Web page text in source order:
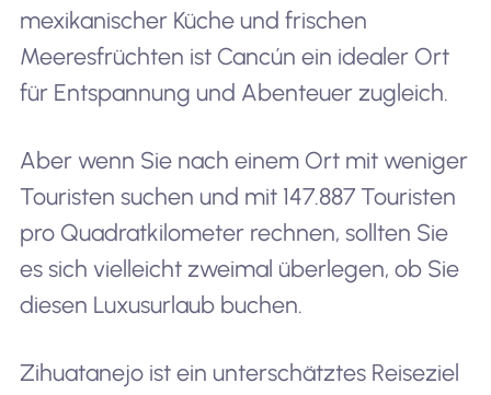
mexikanischer Küche und frischen
Meeresfrüchten ist Cancún ein idealer Ort
für Entspannung und Abenteuer zugleich.
Aber wenn Sie nach einem Ort mit weniger
Touristen suchen und mit 147.887 Touristen
pro Quadratkilometer rechnen, sollten Sie
es sich vielleicht zweimal überlegen, ob Sie
diesen Luxusurlaub buchen.
Zihuatanejo ist ein unterschätztes Reiseziel